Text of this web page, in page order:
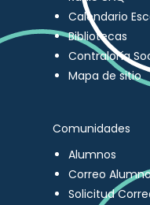
Calendario
Bibliotecas
Contraloría
Mapa de sitio
Comunidades
Alumnos
Correo
Solicitud